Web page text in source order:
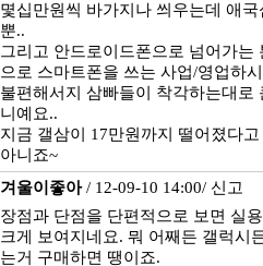
몇십만원씩 바가지나 씌우는데 애
뿐..
그리고 안드로이드폰으로 넘어가는
으로 스마트폰을 쓰는 사업/영업하
불편해서지 삼빠들이 착각하는대로
니예요..
지금 갤삼이 17만원까지 떨어졌다
아니죠~
겨울이좋아/ 12-09-10 14:00/ 신고
장점과 단점을 단편적으로 보면 실
크게 보여지네요. 뭐 어째든 갤럭시
는거 구매하면 땡이죠.